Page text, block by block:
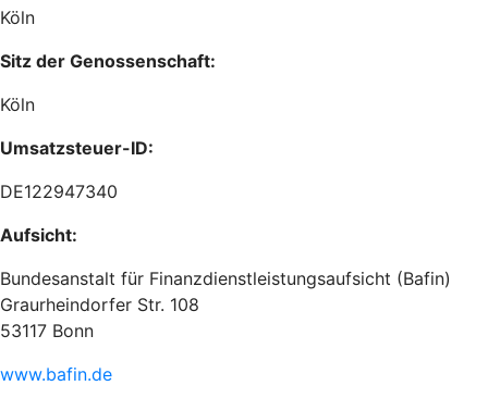
Köln
Sitz der Genossenschaft:
Köln
Umsatzsteuer-ID:
DE122947340
Aufsicht:
Bundesanstalt für Finanzdienstleistungsaufsicht (Bafin)
Graurheindorfer Str. 108
53117 Bonn
www.bafin.de